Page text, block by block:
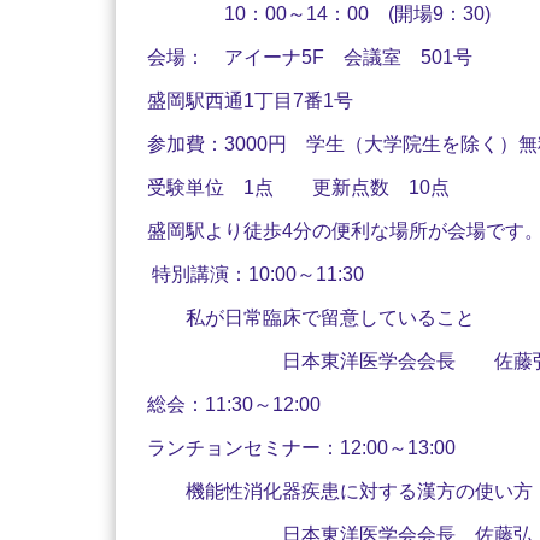
10：00～14：00 (開場9：30)
会場： アイーナ5F 会議室 501号
盛岡駅西通1丁目7番1号
参加費：3000円 学生（大学院生を除く）
受験単位 1点 更新点数 10点
盛岡駅より徒歩4分の便利な場所が会場です。
特別講演：10:00～11:30
私が日常臨床で留意していること
日本東洋医学会会長 佐藤
総会：11:30～12:00
ランチョンセミナー：12:00～13:00
機能性消化器疾患に対する漢方の使い方
日本東洋医学会会長 佐藤弘